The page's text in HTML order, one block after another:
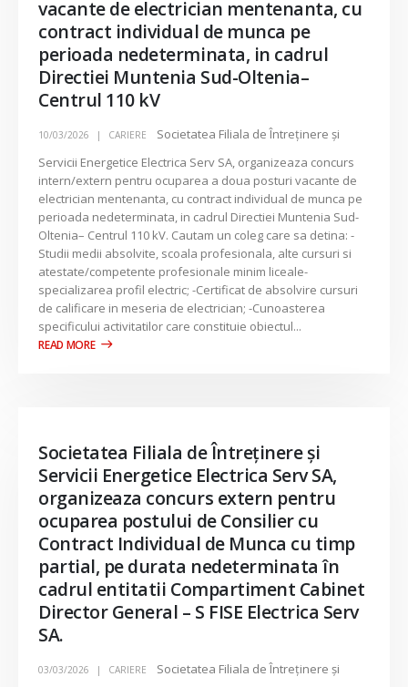
vacante de electrician mentenanta, cu
contract individual de munca pe
perioada nedeterminata, in cadrul
Directiei Muntenia Sud-Oltenia–
Centrul 110 kV
10/03/2026 CARIERE
Societatea Filiala de Întreţinere şi
Servicii Energetice Electrica Serv SA, organizeaza concurs
intern/extern pentru ocuparea a doua posturi vacante de
electrician mentenanta, cu contract individual de munca pe
perioada nedeterminata, in cadrul Directiei Muntenia Sud-
Oltenia– Centrul 110 kV. Cautam un coleg care sa detina: -
Studii medii absolvite, scoala profesionala, alte cursuri si
atestate/competente profesionale minim liceale-
specializarea profil electric; -Certificat de absolvire cursuri
de calificare in meseria de electrician; -Cunoasterea
specificului activitatilor care constituie obiectul...
Societatea Filiala de Întreţinere şi
Servicii Energetice Electrica Serv SA,
organizeaza concurs extern pentru
ocuparea postului de Consilier cu
Contract Individual de Munca cu timp
partial, pe durata nedeterminata în
cadrul entitatii Compartiment Cabinet
Director General – S FISE Electrica Serv
SA.
03/03/2026 CARIERE
Societatea Filiala de Întreţinere şi